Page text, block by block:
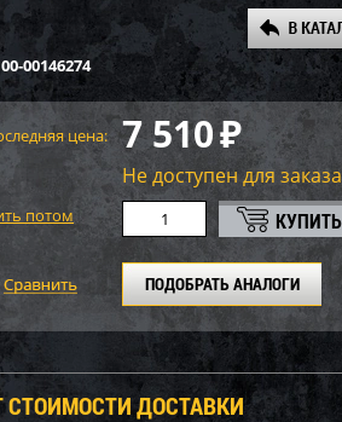
00-00146274
цена: 7 510₽
Не доступен для заказа
потом
ПОДОБРАТЬ АНАЛОГИ
СТОИМОСТИ ДОСТАВКИ